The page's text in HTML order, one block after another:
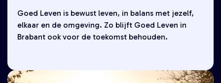
Goed Leven is bewust leven, in balans met jezelf,
elkaar en de omgeving. Zo blijft Goed Leven in
Brabant ook voor de toekomst behouden.